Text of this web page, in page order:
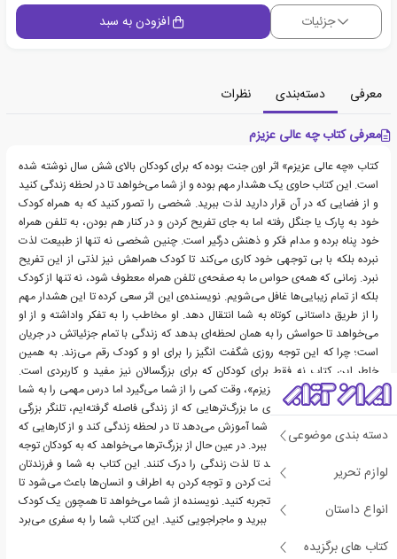
دسته بندی موضوعی
لوازم تحریر
انواع داستان
کتاب های برگزیده
جزئیات افزودن به سبد
معرفی دسته‌بندی
نظرات
معرفی کتاب چه عالی عزیزم
کتاب «چه عالی عزیزم» اثر اون جنت بوده که برای کودکان بالای شش سال نوشته شده
است. این کتاب حاوی یک هشدار مهم بوده و از شما می‌خواهد تا در لحظه زندگی کنید
و از فضایی که در آن قرار دارید لذت ببرید. شخصی را تصور کنید که به همراه کودک
خود به پارک یا جنگل رفته اما به جای تفریح کردن و در کنار هم بودن، به تلفن همراه
خود پناه برده و مدام فکر و ذهنش درگیر است. چنین شخصی نه تنها از طبیعت لذت
نبرده بلکه با بی توجهی خود کاری می‌کند تا کودک همراهش نیز لذتی از این تفریح
نبرد. زمانی که همه‌ی حواس ما به صفحه‌ی تلفن همراه معطوف ‌شود، نه تنها از کودک
بلکه از تمام زیبایی‌ها غافل می‌شویم. نویسنده‌ی این اثر سعی کرده تا این هشدار مهم
را از طریق داستانی کوتاه به شما انتقال دهد. او مخاطب را به تفکر واداشته و از او
می‌خواهد تا حواسش را به همان لحظه‌ای بدهد که زندگی با تمام جزئیاتش در جریان
است؛ چرا که این توجه روزی شگفت انگیز را برای او و کودک رقم می‌زند. به همین
خاطر این کتاب نه فقط برای کودکان که برای بزرگسالان نیز مفید و کاربردی است.
خواندن کتاب «چه عالی عزیزم»، وقت کمی را از شما می‌گیرد اما درس مهمی را به شما
یادآوری کرده و برای همه‌ی ما بزرگ‌ترهایی که از زندگی فاصله گرفته‌ایم، تلنگر بزرگی
است. این کتاب به کودک شما آموزش می‌دهد تا در لحظه زندگی کند و از کارهایی که
می‌تواند انجام دهد، لذت ببرد. در عین حال از بزرگ‌ترها می‌خواهد که به کودکان توجه
کنند و با آن‌ها همراه شوند تا لذت زندگی را درک کنند. این کتاب به شما و فرزندتان
می‌آموزد که نگاه کردن، دقت کردن و توجه کردن به اطراف و انسان‌ها باعث می‌شود تا
زندگی بهتر و عمیق‌تری را تجربه کنید. نویسنده از شما می‌خواهد تا همچون یک کودک
از زندگی و اتفاقاتش لذت ببرید و ماجراجویی کنید. این کتاب شما را به سفری می‌برد
که آن را از یاد برده‌اید.